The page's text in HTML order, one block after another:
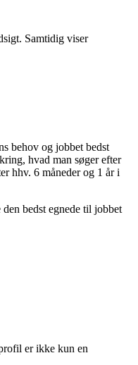
Samtidig viser
behov og jobbet bedst
hvad man søger efter
hhv. 6 måneder og 1 år i
bedst egnede til jobbet
er ikke kun en